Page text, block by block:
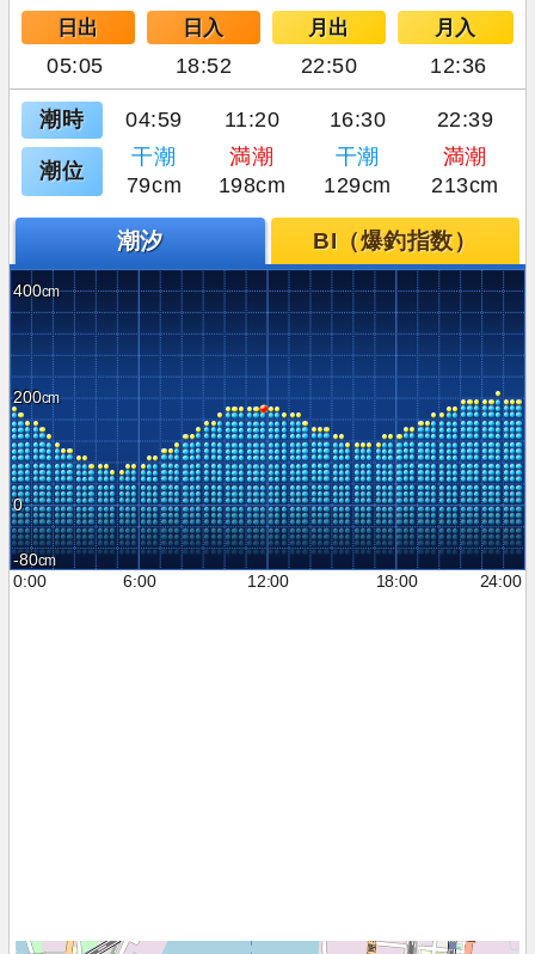
日出 日入 月出 月入
05:05 18:52 22:50 12:36
潮時 04:59 11:20 16:30 22:39
潮位
干潮 満潮 干潮
満潮
79cm
198cm 129cm 213cm
潮汐 BI（爆釣指数）
400
200
0
-80
0:00
6:00 12:00 18:00 24:00